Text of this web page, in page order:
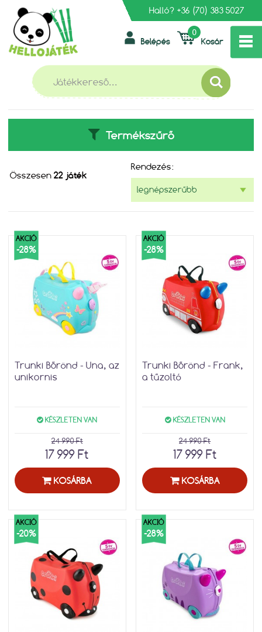
Halló? +36 (70) 383 5027
Kosár
0
Belépés
TRUNKI GYEREKBŐRÖNDÖK
Termékszűrő
Összesen 22 játék
Rendezés:
AKCIÓ
-28%
Trunki Bőrönd - Una, az
unikornis
KÉSZLETEN VAN
24 990 Ft
17 999 Ft
KOSÁRBA
AKCIÓ
-28%
Trunki Bőrönd - Frank,
a tűzoltó
KÉSZLETEN VAN
24 990 Ft
17 999 Ft
KOSÁRBA
AKCIÓ
-20%
AKCIÓ
-28%